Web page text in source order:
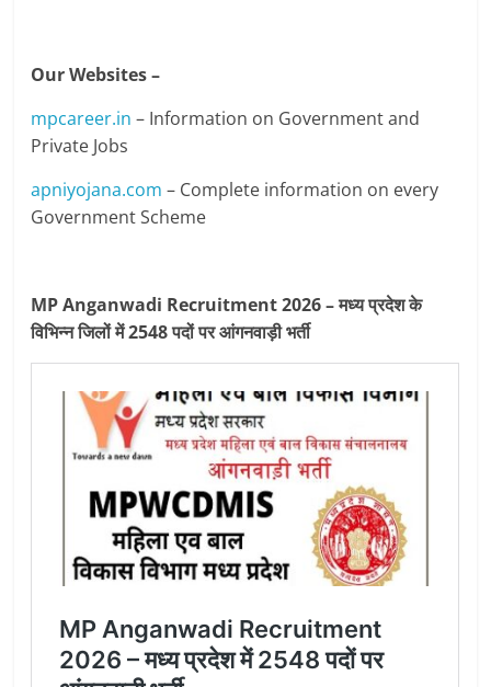
Our Websites –
mpcareer.in – Information on Government and
Private Jobs
apniyojana.com – Complete information on every
Government Scheme
MP Anganwadi Recruitment 2026 – मध्य प्रदेश के
विभिन्न जिलों में 2548 पदों पर आंगनवाड़ी भर्ती